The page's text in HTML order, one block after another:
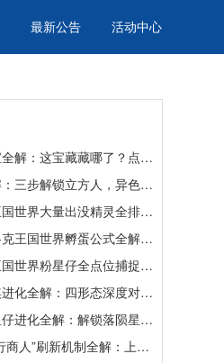
最新公告 活动中心
洛克王国世界寻宝全解：这宝藏藏哪了？点位、精灵、奖励一网打尽
机械方方进化全解：三步解锁立方人，异色宠不白练
异色狂欢！洛克王国世界大量出没精灵全排期，限时捕捉不迷路
异色精灵自由！洛克王国世界孵蛋公式全解，低成本批量出异色
暗夜流星！洛克王国世界粉星仔全点位捕捉攻略，轻松拿下赛季异色幻系神宠
洛克王国世界棋棋进化全解：四形态深度对比，选对直接封神
洛克王国世界粉星仔进化全解：解锁落陨星兔，养成不踩坑
洛克王国世界“远行商人”刷新机制全解：上班族如何卡点抢国王球？